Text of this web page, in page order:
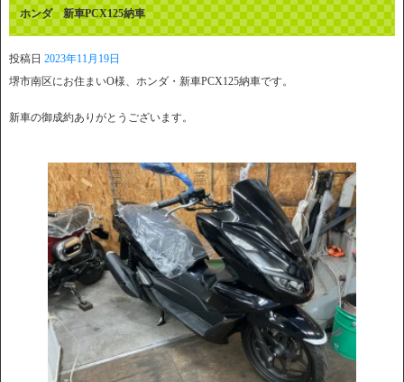
ホンダ 新車PCX125納車
投稿日 2023年11月19日
堺市南区にお住まいO様、ホンダ・新車PCX125納車です。
新車の御成約ありがとうございます。